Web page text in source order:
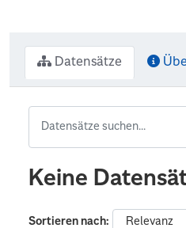
Datensätze
Keine
Sortieren nach